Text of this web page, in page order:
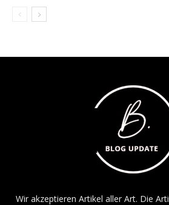
Wir akzeptieren Artikel aller Art. Die